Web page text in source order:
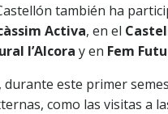
también ha
Activa, en el
l’Alcora y en Fem
durante este primer
como las visitas a